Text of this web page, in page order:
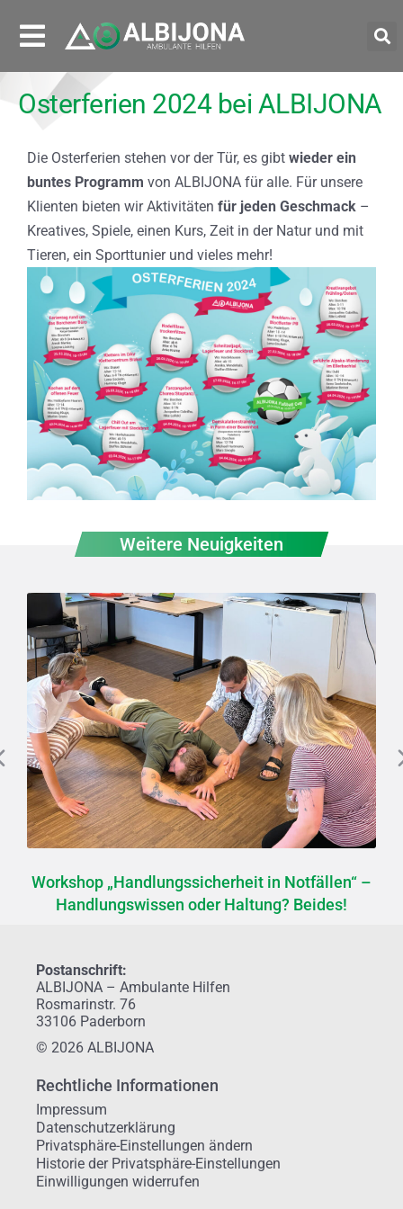
Osterferien 2024 bei ALBIJONA
Die Osterferien stehen vor der Tür, es gibt wieder ein
buntes Programm von ALBIJONA für alle. Für unsere
Klienten bieten wir Aktivitäten für jeden Geschmack –
Kreatives, Spiele, einen Kurs, Zeit in der Natur und mit
Tieren, ein Sporttunier und vieles mehr!
Weitere Neuigkeiten
Workshop „Handlungssicherheit in Notfällen“ –
Handlungswissen oder Haltung? Beides!
Postanschrift:
ALBIJONA – Ambulante Hilfen
Rosmarinstr. 76
33106 Paderborn
© 2026 ALBIJONA
Rechtliche Informationen
Impressum
Datenschutzerklärung
Privatsphäre-Einstellungen ändern
Historie der Privatsphäre-Einstellungen
Einwilligungen widerrufen